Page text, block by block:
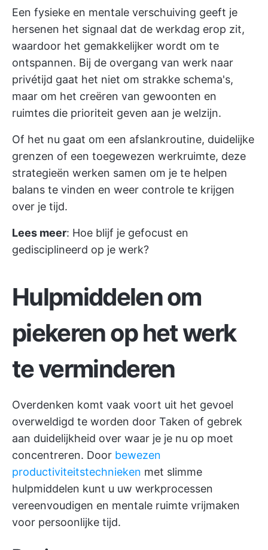
Een fysieke en mentale verschuiving geeft je
hersenen het signaal dat de werkdag erop zit,
waardoor het gemakkelijker wordt om te
ontspannen. Bij de overgang van werk naar
privétijd gaat het niet om strakke schema's,
maar om het creëren van gewoonten en
ruimtes die prioriteit geven aan je welzijn.
Of het nu gaat om een afslankroutine, duidelijke
grenzen of een toegewezen werkruimte, deze
strategieën werken samen om je te helpen
balans te vinden en weer controle te krijgen
over je tijd.
Lees meer: Hoe blijf je gefocust en
gedisciplineerd op je werk?
Hulpmiddelen om
piekeren op het werk
te verminderen
Overdenken komt vaak voort uit het gevoel
overweldigd te worden door Taken of gebrek
aan duidelijkheid over waar je je nu op moet
concentreren. Door bewezen
productiviteitstechnieken met slimme
hulpmiddelen kunt u uw werkprocessen
vereenvoudigen en mentale ruimte vrijmaken
voor persoonlijke tijd.